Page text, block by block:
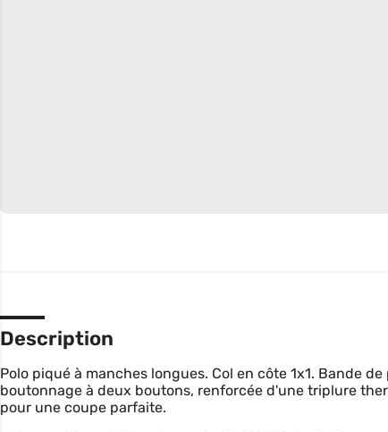
Description
Polo piqué à manches longues. Col en côte 1x1. Bande
boutonnage à deux boutons, renforcée d'une triplure
pour une coupe parfaite.